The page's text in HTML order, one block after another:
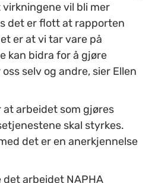
vil bli mer
det er flott at rapporten
er at vi tar vare på
kan bidra for å gjøre
selv og andre, sier Ellen
arbeidet som gjøres
skal styrkes.
det er en anerkjennelse
arbeidet NAPHA